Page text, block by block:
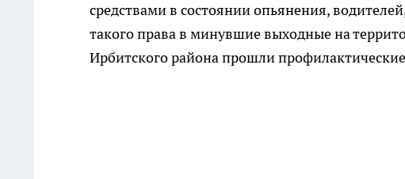
средствами в состоянии опьянения,
такого права в минувшие выходные на
Ирбитского района прошли